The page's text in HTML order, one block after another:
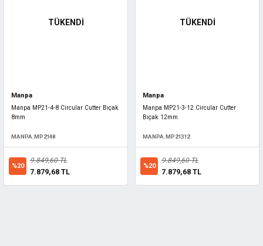
TÜKENDİ
Manpa
Manpa MP21-4-8 Circular Cutter Bıçak
8mm
MANPA.MP2148
%20
9.849,60 TL
7.879,68 TL
TÜKENDİ
Manpa
Manpa MP21-3-12 Circular Cutter
Bıçak 12mm
MANPA.MP21312
%20
9.849,60 TL
7.879,68 TL